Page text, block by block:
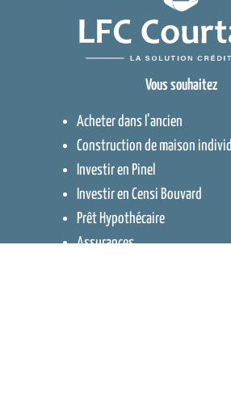
Vous souhaitez
Acheter dans l’ancien
Construction de maison
Investir en Pinel
Investir en Censi Bouvard
Prêt Hypothécaire
Assurances